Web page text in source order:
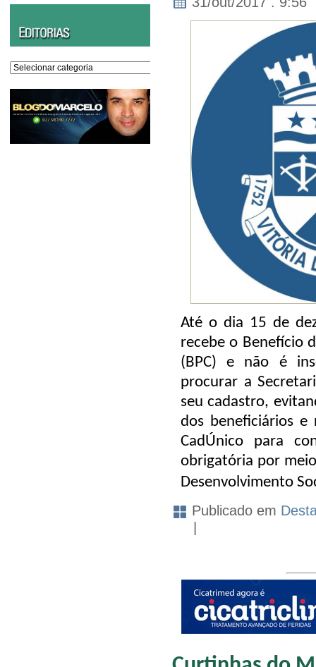
Editorias
Até o dia 15 de
recebe o Benefício
(BPC) e não é
procurar a
seu cadastro,
dos beneficiários e
CadÚnico para
obrigatória por
Desenvolvimento
Publicado em